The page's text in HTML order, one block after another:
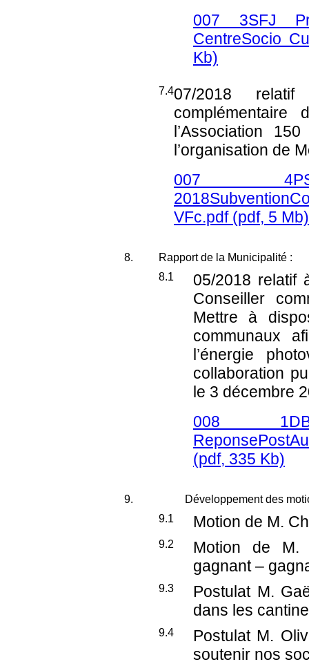
007 3SFJ
CentreSocio
Kb)
7.407/2018 relatif
l’Association
l’organisation de
007
VFc.pdf (pdf, 5 Mb)
8.
Rapport de la Municipalité :
8.1
05/2018 relatif
Conseiller
Mettre à
communaux
l’énergie
collaboration
le 3 décembre
008
(pdf, 335 Kb)
9.
Développement des
9.1
Motion de M.
9.2
Motion de M.
gagnant –
9.3
Postulat M.
dans les
9.4
Postulat M.
soutenir nos